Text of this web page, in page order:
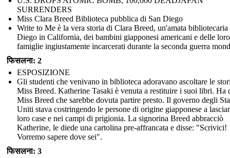
SURRENDERS
Miss Clara Breed Biblioteca pubblica di San Diego
Write to Me è la vera storia di Clara Breed, un'amata bibliotecaria
Diego in California, dei bambini giapponesi americani e delle loro
famiglie ingiustamente incarcerati durante la seconda guerra
फिसलना: 2
ESPOSIZIONE
Gli studenti che venivano in biblioteca adoravano ascoltare le
Miss Breed. Katherine Tasaki è venuta a restituire i suoi libri. Ha
Miss Breed che sarebbe dovuta partire presto. Il governo degli
Uniti stava costringendo le persone di origine giapponese a
loro case e nei campi di prigionia. La signorina Breed abbracciò
Katherine, le diede una cartolina pre-affrancata e disse: "Scrivici!
Vorremo sapere dove sei".
फिसलना: 3